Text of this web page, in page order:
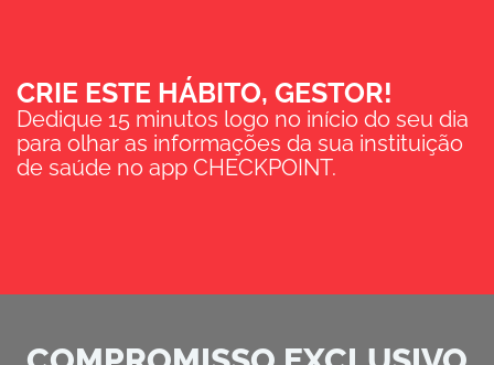
CRIE ESTE HÁBITO, GESTOR!
Dedique 15 minutos logo no início do seu dia
para olhar as informações da sua instituição
de saúde no app CHECKPOINT.